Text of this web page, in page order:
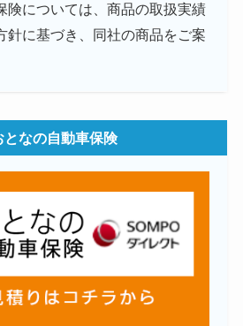
については、商品の取扱実績
針に基づき、同社の商品をご案
となの自動車保険